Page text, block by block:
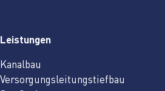
Leistungen
Kanalbau
Versorgungsleitungstiefbau